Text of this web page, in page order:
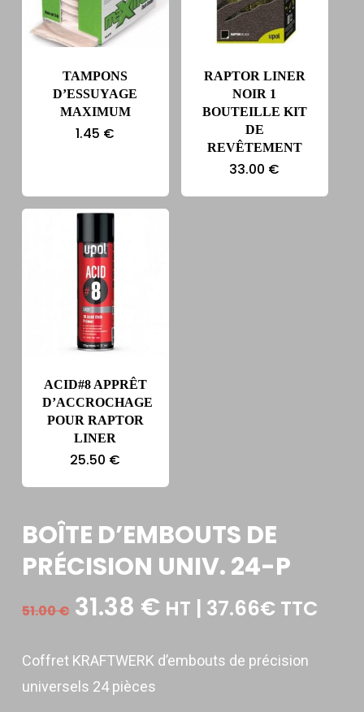
TAMPONS
D’ESSUYAGE
MAXIMUM
1.45 €
RAPTOR LINER
NOIR 1
BOUTEILLE KIT
DE
REVÊTEMENT
33.00 €
ACID#8 APPRÊT
D’ACCROCHAGE
POUR RAPTOR
LINER
25.50 €
BOÎTE D’EMBOUTS DE
PRÉCISION UNIV. 24-P
51.00€ Le
était :
51.00 €.
31.38 €Le
actuel
est :
HT | 37.66€ TTC
Coffret KRAFTWERK d’embouts de précision
universels 24 pièces